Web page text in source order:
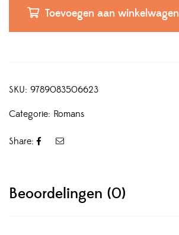
Toevoegen aan winkelwagen
SKU: 9789083506623
Categorie: Romans
Share:
Beoordelingen (0)